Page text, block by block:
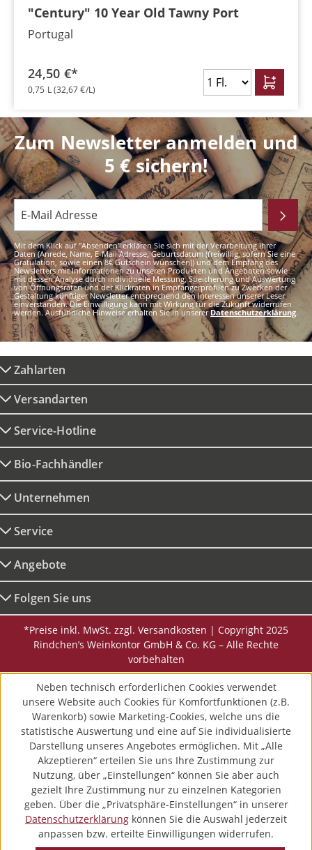
"Century" 10 Year Old Tawny Port
Portugal
24,50 €*
0,75 L(32,67 €/L)
Zum Newsletter anmelden und
5 € sichern!
Mit dem Klick auf "Absenden" erklären Sie sich mit der Verarbeitung Ihrer
Daten (Anrede, Name, E-Mail Adresse, Geburtsdatum (freiwillig, sofern Sie eine
Gratulation, sowie einen 8€ Gutschein wünschen)) und dem Empfang des
Newsletters mit Informationen zu unseren Produkten und Angeboten sowie
mit dessen Analyse durch individuelle Messung, Speicherung und Auswertung
von Öffnungsraten und der Klickraten in Empfängerprofilen zu Zwecken der
Gestaltung künftiger Newsletter entsprechend den Interessen unserer Leser
einverstanden. Die Einwilligung kann mit Wirkung für die Zukunft widerrufen
werden. Ausführliche Hinweise erhalten Sie in unsererDatenschutzerklärung.
Zahlarten
Versandarten
Service-Hotline
Bio-Fachhändler
Unternehmen
Service
Angebote
Folgen Sie uns
*Preise inkl. MwSt. zzgl. Versandkosten | Copyright 2025
Rindchen’s Weinkontor GmbH & Co. KG – Alle Rechte
vorbehalten
Neben technisch erforderlichen Cookies verwendet
unsere Website auch Cookies für Komfortfunktionen (z.B.
Warenkorb) sowie Marketing-Cookies, welche uns die
statistische Auswertung und eine auf Sie individualisierte
Darstellung unseres Angebotes ermöglichen. Mit „Alle
Akzeptieren“ erteilen Sie uns Ihre Zustimmung zur
Nutzung, über „Einstellungen“ können Sie aber auch
gezielt Ihre Zustimmung nur zu einzelnen Kategorien
geben. Über die „Privatsphäre-Einstellungen“ in unserer
Datenschutzerklärung können Sie die Auswahl jederzeit
anpassen bzw. erteilte Einwilligungen widerrufen.